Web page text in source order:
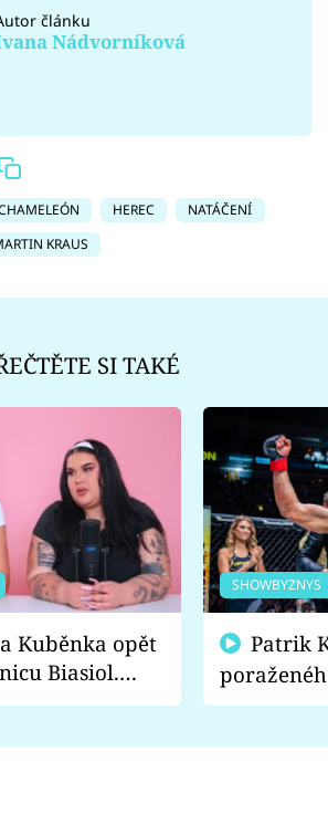
článku
Nádvorníková
HEREC
NATÁČENÍ
KRAUS
SI TAKÉ
Kuběnka opět
Biasiol.
falešná a
SHOWBYZNYS
fanoušci